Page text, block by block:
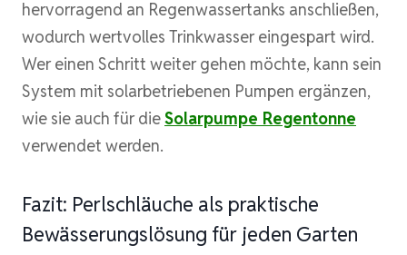
hervorragend an Regenwassertanks anschließen,
wodurch wertvolles Trinkwasser eingespart wird.
Wer einen Schritt weiter gehen möchte, kann sein
System mit solarbetriebenen Pumpen ergänzen,
wie sie auch für dieSolarpumpe Regentonne
verwendet werden.
Fazit: Perlschläuche als praktische
Bewässerungslösung für jeden Garten